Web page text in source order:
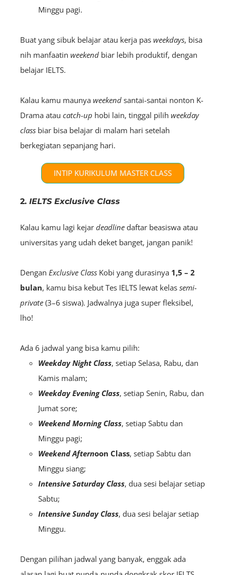
Minggu pagi.
Buat yang sibuk belajar atau kerja pas weekdays, bisa
nih manfaatin weekend biar lebih produktif, dengan
belajar IELTS.
Kalau kamu maunya weekend santai-santai nonton K-
Drama atau catch-up hobi lain, tinggal pilih weekday
class biar bisa belajar di malam hari setelah
berkegiatan sepanjang hari.
INTIP KURIKULUM MASTER CLASS
2. IELTS Exclusive Class
Kalau kamu lagi kejar deadline daftar beasiswa atau
universitas yang udah deket banget, jangan panik!
Dengan Exclusive Class Kobi yang durasinya 1,5 – 2
bulan, kamu bisa kebut Tes IELTS lewat kelas semi-
private (3–6 siswa). Jadwalnya juga super fleksibel,
lho!
Ada 6 jadwal yang bisa kamu pilih:
Weekday Night Class, setiap Selasa, Rabu, dan
Kamis malam;
Weekday Evening Class, setiap Senin, Rabu, dan
Jumat sore;
Weekend Morning Class, setiap Sabtu dan
Minggu pagi;
Weekend Afternoon Class, setiap Sabtu dan
Minggu siang;
Intensive Saturday Class, dua sesi belajar setiap
Sabtu;
Intensive Sunday Class, dua sesi belajar setiap
Minggu.
Dengan pilihan jadwal yang banyak, enggak ada